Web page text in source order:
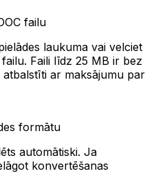
failu
laukuma vai velciet
Faili līdz 25 MB ir bez
atbalstīti ar maksājumu par
formātu
automātiski. Ja
konvertēšanas